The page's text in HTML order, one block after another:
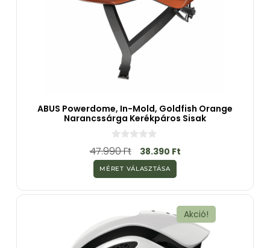
ABUS Powerdome, In-Mold, Goldfish Orange
Narancssárga Kerékpáros Sisak
0
a
5
-
b
ő
47.990Ft 38.390 Ft
MÉRET VÁLASZTÁSA
Akció!